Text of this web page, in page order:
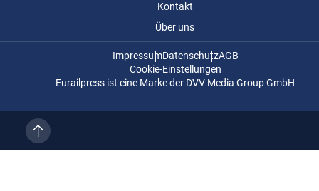
Kontakt
Über uns
ImpressumDatenschutzAGB
Cookie-Einstellungen
Eurailpress ist eine Marke der DVV Media Group GmbH